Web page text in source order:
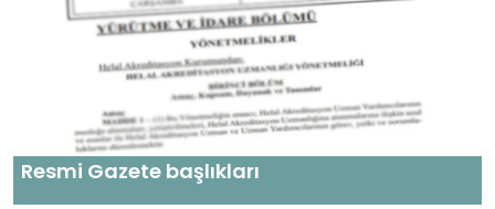
Resmi Gazete başlıkları